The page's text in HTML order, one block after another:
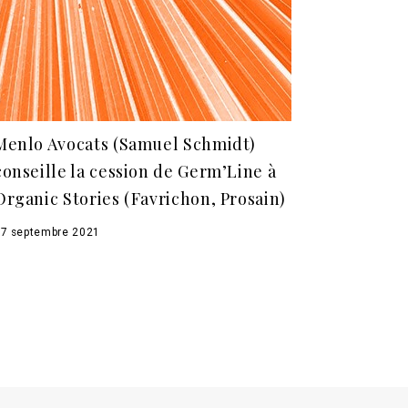
Avocats (Samuel Schmidt)
la cession de Germ’Line à
Stories (Favrichon, Prosain)
septembre 2021